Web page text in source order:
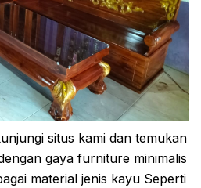
situs kami dan temukan
gaya furniture minimalis
material jenis kayu Seperti